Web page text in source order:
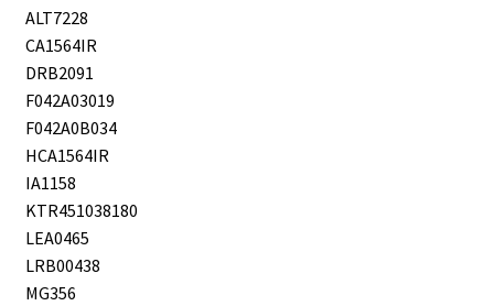
ALT7228
CA1564IR
DRB2091
F042A03019
F042A0B034
HCA1564IR
IA1158
KTR451038180
LEA0465
LRB00438
MG356